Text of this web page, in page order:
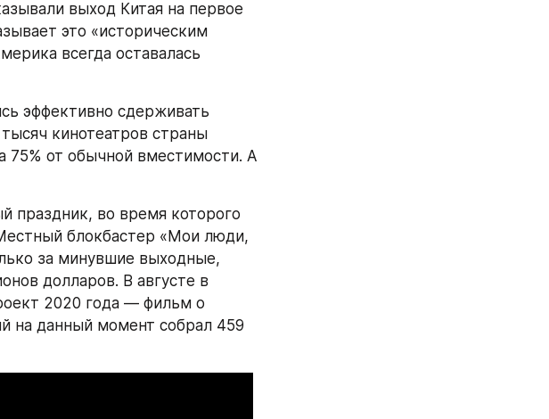
выход Китая на первое
это «историческим
всегда оставалась
эффективно сдерживать
кинотеатров страны
75% от обычной вместимости. А
праздник, во время которого
блокбастер «Мои люди,
за минувшие выходные,
долларов. В августе в
2020 года — фильм о
на данный момент собрал 459